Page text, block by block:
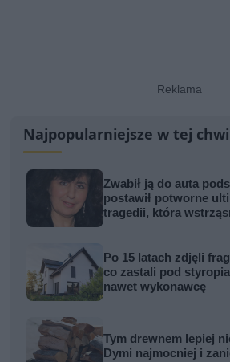
Najpopularniejsze w tej
Zwabił ją do auta
postawił potworne
tragedii, która
Po 15 latach zdjęli
co zastali pod
nawet wykonawcę
Tym drewnem lepiej
Dymi najmocniej i